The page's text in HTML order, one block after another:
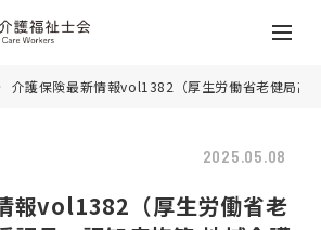
介護保険最新情報vol1382（厚生労働省老健局高
2025.05.08
報vol1382（厚生労働省老